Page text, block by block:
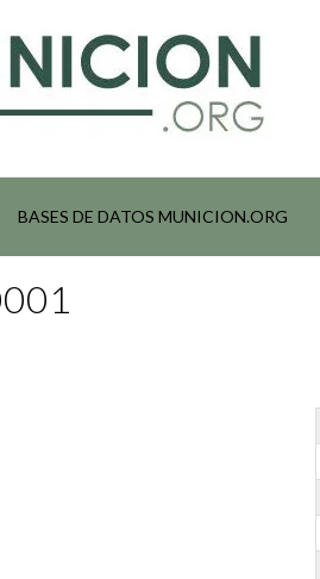
BASES DE DATOS MUNICION.ORG